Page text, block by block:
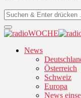
News
Österreich
Schweiz
Europa
News